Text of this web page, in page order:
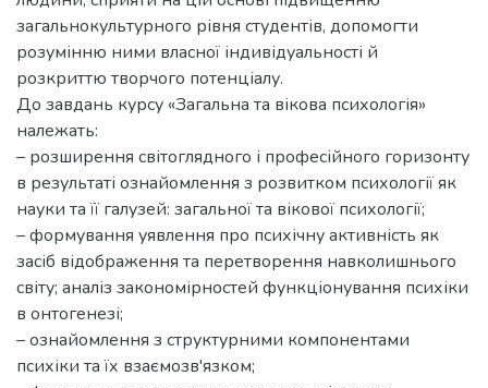
загальнокультурного рівня студентів, допомогти
розумінню ними власної індивідуальності й
розкриттю творчого потенціалу.
До завдань курсу «Загальна та вікова психологія»
належать:
– розширення світоглядного і професійного горизонту
в результаті ознайомлення з розвитком психології як
науки та її галузей: загальної та вікової психології;
– формування уявлення про психічну активність як
засіб відображення та перетворення навколишнього
світу; аналіз закономірностей функціонування психіки
в онтогенезі;
– ознайомлення з структурними компонентами
психіки та їх взаємозв'язком;